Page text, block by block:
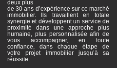
deux plus
de 30 ans d’expérience sur ce marché
immobilier. Ils travaillent en totale
synergie et développent un service de
proximité dans une approche plus
humaine, plus personnalisée afin de
vous accompagner, en toute
confiance, dans chaque étape de
votre projet immobilier jusqu’à sa
réussite.